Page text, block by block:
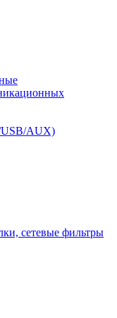
USB/AUX)
сетевые фильтры